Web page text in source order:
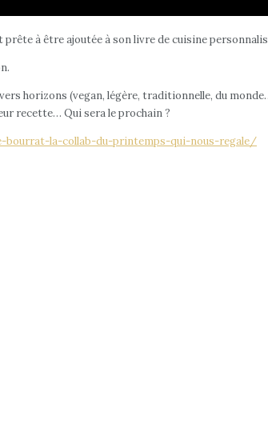
à être ajoutée à son livre de cuisine
horizons (vegan, légère, traditionnelle, du
recette… Qui sera le prochain ?
la-collab-du-printemps-qui-nous-regale/